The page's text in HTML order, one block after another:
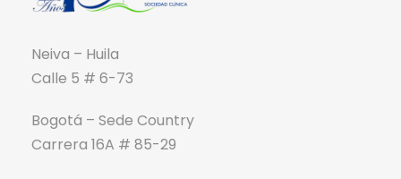
Neiva – Huila
Calle 5 # 6-73
Bogotá – Sede Country
Carrera 16A # 85-29